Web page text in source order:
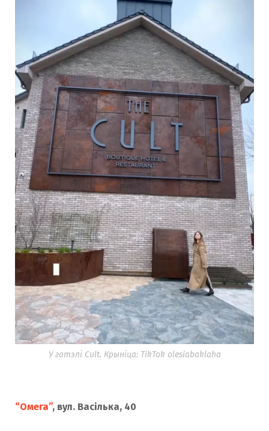
У гатэлі Cult. Крыніца: TikTok olesiabaklaha
“Омега”, вул. Васілька, 40